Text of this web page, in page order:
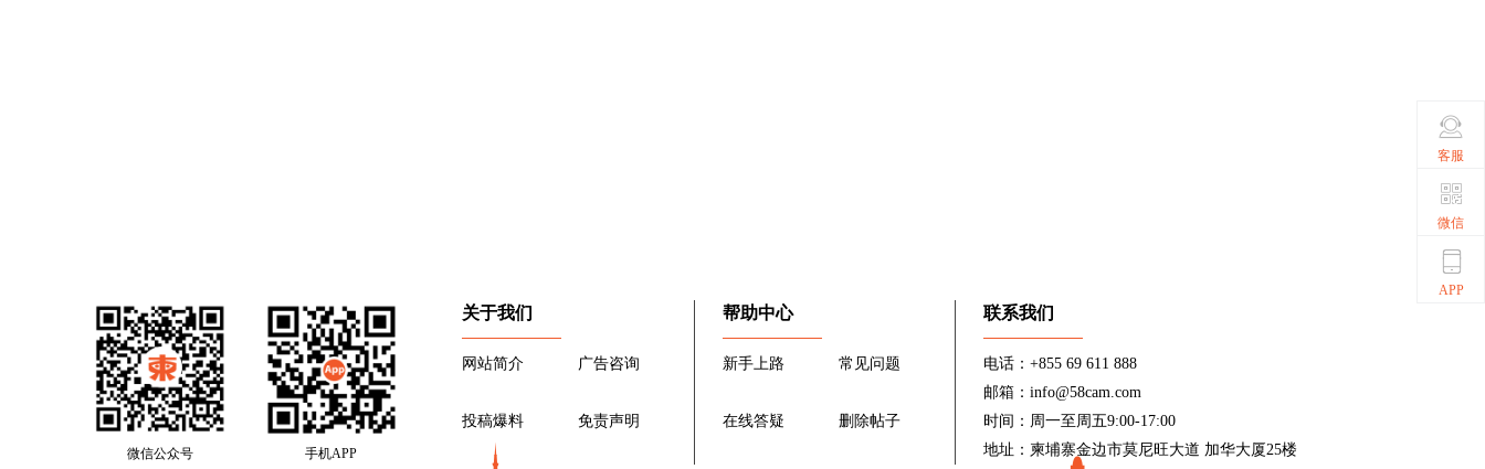
微信公众号 手机APP
关于我们
网站简介 广告咨询
投稿爆料 免责声明
帮助中心
新手上路 常见问题
在线答疑 删除帖子
联系我们
电话：+855 69 611 888
邮箱：info@58cam.com
时间：周一至周五9:00-17:00
地址：柬埔寨金边市莫尼旺大道 加华大厦25楼
客服
微信
APP